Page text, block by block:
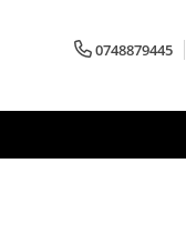
0748879445